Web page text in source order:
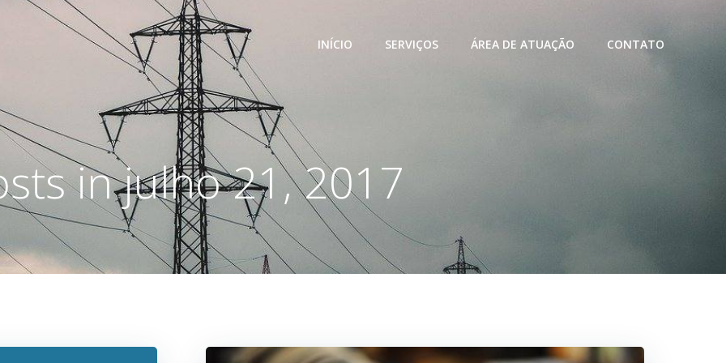
INÍCIO SERVIÇOS ÁREA DE ATUAÇÃO CONTATO
in julho 21, 2017